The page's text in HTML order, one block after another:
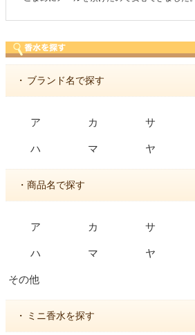
・ ブランド名で探す
ア カ サ
ハ マ ヤ
・商品名で探す
ア カ サ
ハ マ ヤ
その他
・ ミニ香水を探す